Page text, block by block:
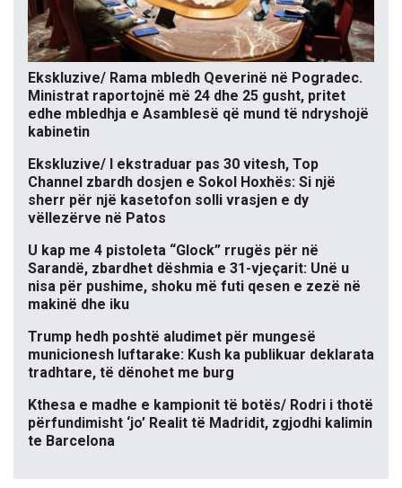
Ekskluzive/ Rama mbledh Qeverinë në Pogradec.
Ministrat raportojnë më 24 dhe 25 gusht, pritet
edhe mbledhja e Asamblesë që mund të ndryshojë
kabinetin
Ekskluzive/ I ekstraduar pas 30 vitesh, Top
Channel zbardh dosjen e Sokol Hoxhës: Si një
sherr për një kasetofon solli vrasjen e dy
vëllezërve në Patos
U kap me 4 pistoleta “Glock” rrugës për në
Sarandë, zbardhet dëshmia e 31-vjeçarit: Unë u
nisa për pushime, shoku më futi qesen e zezë në
makinë dhe iku
Trump hedh poshtë aludimet për mungesë
municionesh luftarake: Kush ka publikuar deklarata
tradhtare, të dënohet me burg
Kthesa e madhe e kampionit të botës/ Rodri i thotë
përfundimisht ‘jo’ Realit të Madridit, zgjodhi kalimin
te Barcelona